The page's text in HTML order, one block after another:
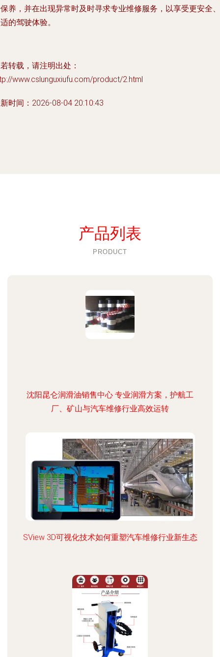
养，并在出现异常时及时寻求专业维修服务，以享受更安全、
的驾驶体验。
转载，请注明出处：
www.cslunguxiufu.com/product/2.html
时间：2026-08-04 20:10:43
产品列表
PRODUCT
沈阳昆仑润滑油销售中心 专业润滑方案，护航工
厂、矿山与汽车维修行业高效运转
SView 3D可视化技术如何重塑汽车维修行业新生态